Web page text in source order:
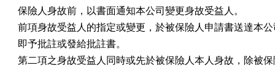
保險人身故前，以書面通知本公司變更身故受益人。
前項身故受益人的指定或變更，於被保險人申請書送達本
即予批註或發給批註書。
第二項之身故受益人同時或先於被保險人本人身故，除被